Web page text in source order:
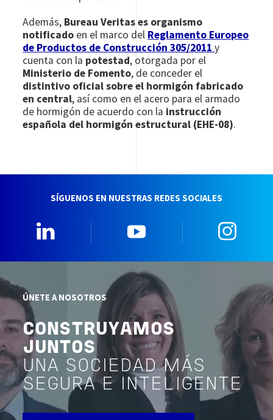
Además, Bureau Veritas es organismo
notificado en el marco del Reglamento Europeo
de Productos de Construcción 305/2011y
cuenta con la potestad, otorgada por el
Ministerio de Fomento, de conceder el
distintivo oficial sobre el hormigón fabricado
en central, así como en el acero para el armado
de hormigón de acuerdo con la instrucción
española del hormigón estructural (EHE-08).
SÍGUENOS EN NUESTRAS REDES SOCIALES
ÚNETE A NOSOTROS
CONSTRUYAMOS
JUNTOS
UNA SOCIEDAD MÁS
SEGURA E INTELIGENTE